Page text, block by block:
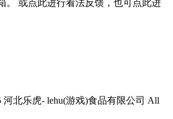
。 或点此进行看法反馈，也可点此进
河北乐虎- lehu(游戏)食品有限公司 All